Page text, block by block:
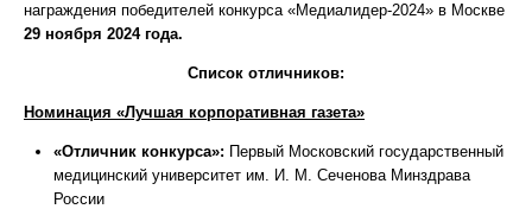
награждения победителей конкурса «Медиалидер-2024» в Москве
29 ноября 2024 года.
Список отличников:
Номинация «Лучшая корпоративная газета»
«Отличник конкурса»: Первый Московский государственный
медицинский университет им. И. М. Сеченова Минздрава
России